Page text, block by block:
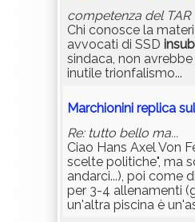
competenza del TAR
Chi conosce la
avvocati di SSD
sindaca, non
inutile trionfalismo...
Marchionini replica
Re: tutto bello ma...
Ciao Hans Axel Von
scelte politiche", ma
andarci...), poi come
per 3-4 allenamenti
un'altra piscina è